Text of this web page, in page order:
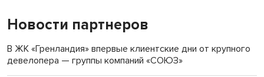
«Мы живём на пастбище!»: в новосибирском селе лошади
терроризируют жителей
Новости партнеров
В ЖК «Гренландия» впервые клиентские дни от крупного
девелопера — группы компаний «СОЮЗ»